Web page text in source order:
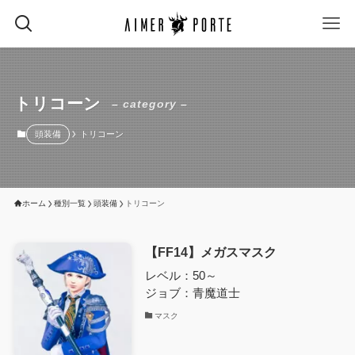
トリコーン – category –
頭装備 トリコーン
ホーム 種別一覧 頭装備 トリコーン
【FF14】メガスマスク
レベル：50～
ジョブ：青魔道士
マスク